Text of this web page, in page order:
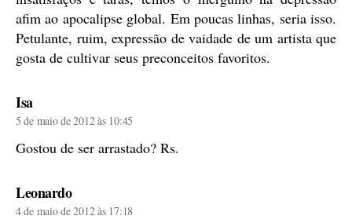
afim ao apocalipse global. Em poucas linhas, seria isso.
Petulante, ruim, expressão de vaidade de um artista que
gosta de cultivar seus preconceitos favoritos.
Isadiz:
5 de maio de 2012 às 10:45
Gostou de ser arrastado? Rs.
Leonardodiz:
4 de maio de 2012 às 17:18